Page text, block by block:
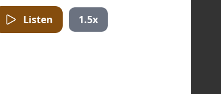
Listen 1.5x